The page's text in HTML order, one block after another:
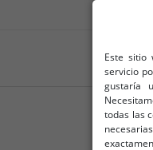
Este sitio
servicio
gustaría
todas las